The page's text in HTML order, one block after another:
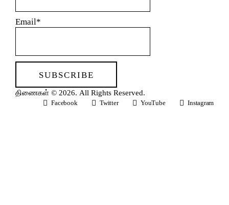
Email*
திணைகள் © 2026. All Rights Reserved.
Facebook Twitter YouTube Instagram